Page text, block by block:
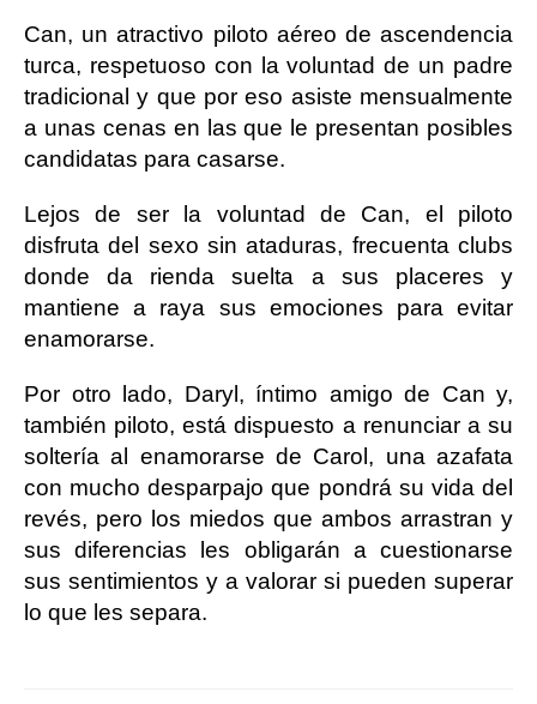
Can, un atractivo piloto aéreo de ascendencia
turca, respetuoso con la voluntad de un padre
tradicional y que por eso asiste mensualmente
a unas cenas en las que le presentan posibles
candidatas para casarse.
Lejos de ser la voluntad de Can, el piloto
disfruta del sexo sin ataduras, frecuenta clubs
donde da rienda suelta a sus placeres y
mantiene a raya sus emociones para evitar
enamorarse.
Por otro lado, Daryl, íntimo amigo de Can y,
también piloto, está dispuesto a renunciar a su
soltería al enamorarse de Carol, una azafata
con mucho desparpajo que pondrá su vida del
revés, pero los miedos que ambos arrastran y
sus diferencias les obligarán a cuestionarse
sus sentimientos y a valorar si pueden superar
lo que les separa.